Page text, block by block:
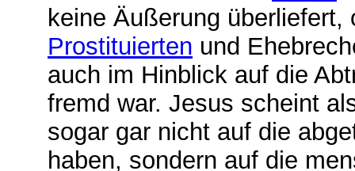
keine Äußerung
Prostituierten und
auch im Hinblick auf die
fremd war. Jesus scheint
sogar gar nicht auf die
haben, sondern auf die